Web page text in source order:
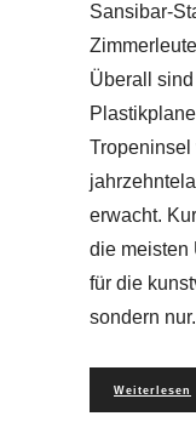
Sansibar-
Überall
Tropeninsel
erwacht.
die meisten
für die
sondern nur
Weiterlesen